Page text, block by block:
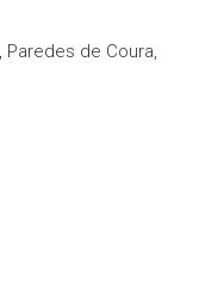
de Coura,